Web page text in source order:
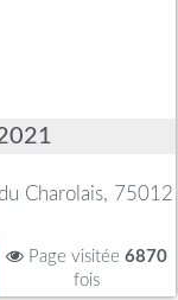
Charolais, 75012
Page visitée 6870
fois